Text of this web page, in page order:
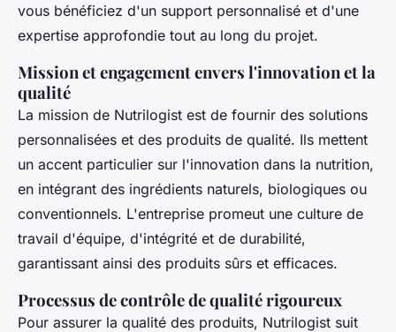
vous bénéficiez d'un support personnalisé et d'une
expertise approfondie tout au long du projet.
Mission et engagement envers l'innovation et la
qualité
La mission de Nutrilogist est de fournir des solutions
personnalisées et des produits de qualité. Ils mettent
un accent particulier sur l'innovation dans la nutrition,
en intégrant des ingrédients naturels, biologiques ou
conventionnels. L'entreprise promeut une culture de
travail d'équipe, d'intégrité et de durabilité,
garantissant ainsi des produits sûrs et efficaces.
Processus de contrôle de qualité rigoureux
Pour assurer la qualité des produits, Nutrilogist suit